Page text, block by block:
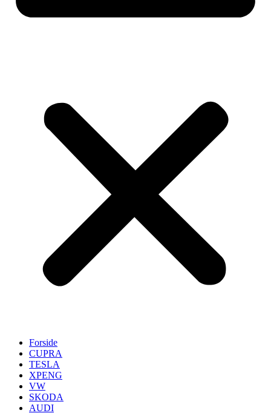
Forside
CUPRA
TESLA
XPENG
VW
SKODA
AUDI